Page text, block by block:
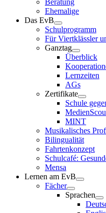
Beratung
Ehemalige
Das EvB
Schulprogramm
Für Viertklässler
Ganztag
Überblick
Lernzeiten
AGs
Zertifikate
Schule
MINT
Musikalisches
Bilingualität
Fahrtenkonzept
Schulcafé:
Mensa
Lernen am EvB
Fächer
Sprachen